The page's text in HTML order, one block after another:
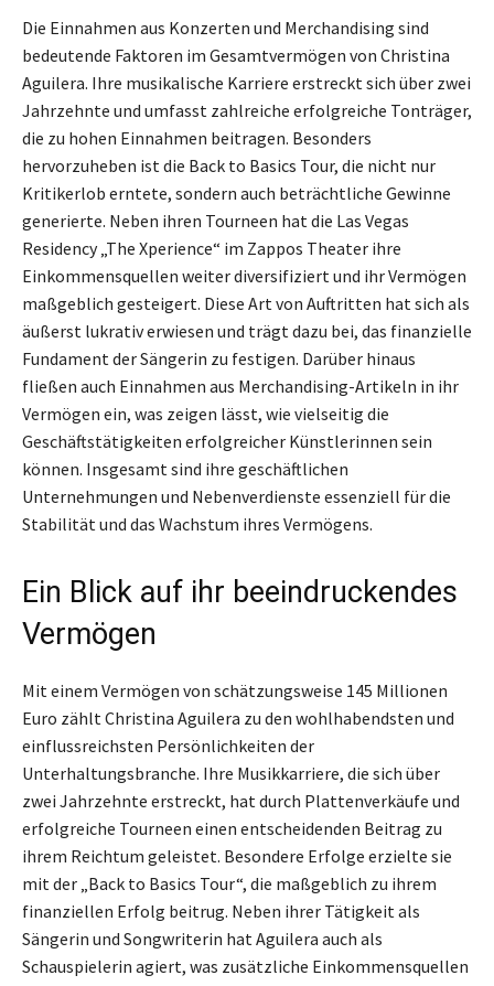
Die Einnahmen aus Konzerten und Merchandising sind
bedeutende Faktoren im Gesamtvermögen von Christina
Aguilera. Ihre musikalische Karriere erstreckt sich über zwei
Jahrzehnte und umfasst zahlreiche erfolgreiche Tonträger,
die zu hohen Einnahmen beitragen. Besonders
hervorzuheben ist die Back to Basics Tour, die nicht nur
Kritikerlob erntete, sondern auch beträchtliche Gewinne
generierte. Neben ihren Tourneen hat die Las Vegas
Residency „The Xperience“ im Zappos Theater ihre
Einkommensquellen weiter diversifiziert und ihr Vermögen
maßgeblich gesteigert. Diese Art von Auftritten hat sich als
äußerst lukrativ erwiesen und trägt dazu bei, das finanzielle
Fundament der Sängerin zu festigen. Darüber hinaus
fließen auch Einnahmen aus Merchandising-Artikeln in ihr
Vermögen ein, was zeigen lässt, wie vielseitig die
Geschäftstätigkeiten erfolgreicher Künstlerinnen sein
können. Insgesamt sind ihre geschäftlichen
Unternehmungen und Nebenverdienste essenziell für die
Stabilität und das Wachstum ihres Vermögens.
Ein Blick auf ihr beeindruckendes
Vermögen
Mit einem Vermögen von schätzungsweise 145 Millionen
Euro zählt Christina Aguilera zu den wohlhabendsten und
einflussreichsten Persönlichkeiten der
Unterhaltungsbranche. Ihre Musikkarriere, die sich über
zwei Jahrzehnte erstreckt, hat durch Plattenverkäufe und
erfolgreiche Tourneen einen entscheidenden Beitrag zu
ihrem Reichtum geleistet. Besondere Erfolge erzielte sie
mit der „Back to Basics Tour“, die maßgeblich zu ihrem
finanziellen Erfolg beitrug. Neben ihrer Tätigkeit als
Sängerin und Songwriterin hat Aguilera auch als
Schauspielerin agiert, was zusätzliche Einkommensquellen